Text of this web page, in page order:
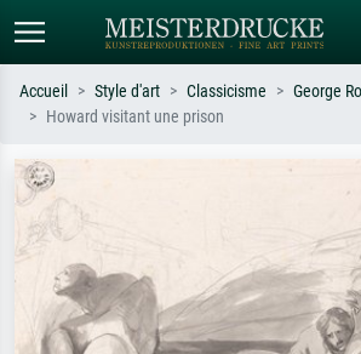
Recherchez par artiste, titre ou style –
ex. Monet, Nuit étoilée,
impressionnisme, vague de Hokusai,
abstrait
tableau
Accueil Style d'art Classicisme
George
Howard visitant une prison